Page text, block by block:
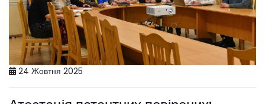
24 Жовтня 2025